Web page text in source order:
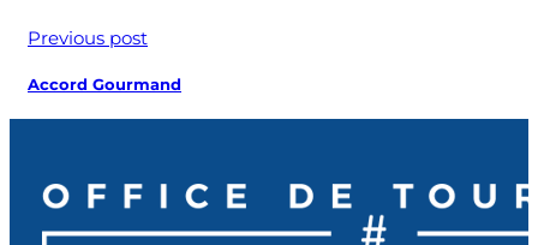
Previous post
Accord Gourmand